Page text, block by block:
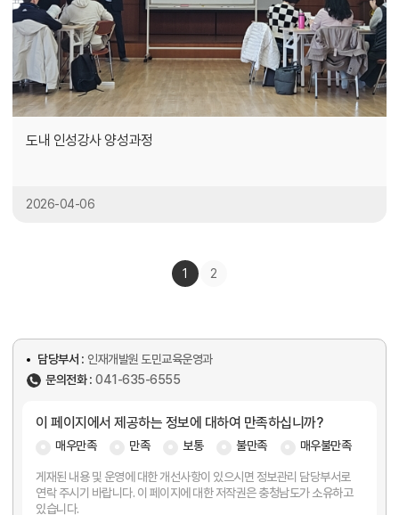
도내 인성강사 양성과정
2026-04-06
1 2
담당부서 : 인재개발원 도민교육운영과
문의전화 : 041-635-6555
이 페이지에서 제공하는 정보에 대하여 만족하십니까?
매우만족 만족 보통 불만족 매우불만족
게재된 내용 및 운영에 대한 개선사항이 있으시면 정보관리 담당부서로
연락 주시기 바랍니다. 이 페이지에 대한 저작권은 충청남도가 소유하고
있습니다.